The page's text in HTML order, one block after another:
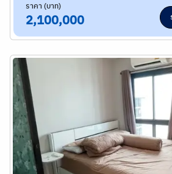
ราคา (บาท)
2,100,000